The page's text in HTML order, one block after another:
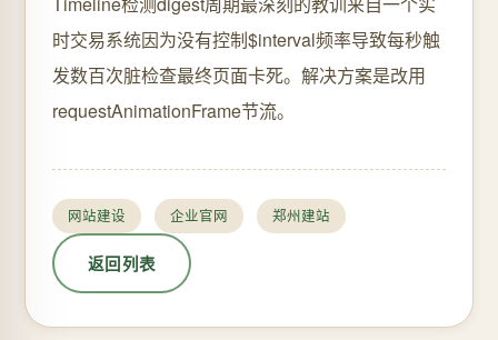
时交易系统因为没有控制$interval频率导致每秒触
发数百次脏检查最终页面卡死。解决方案是改用
requestAnimationFrame节流。
网站建设 企业官网 郑州建站
返回列表